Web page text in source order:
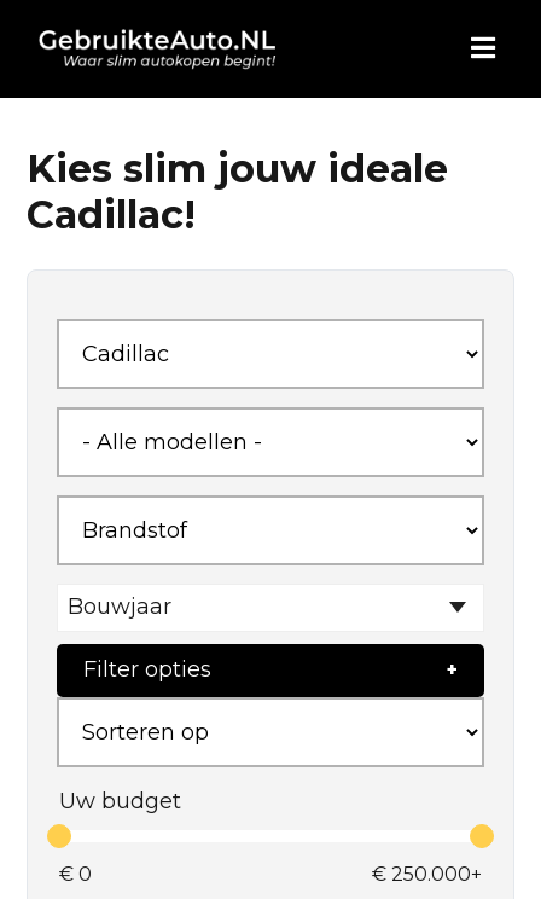
HOME
AUTO KOPEN
BLOG
WIE ZIJN WIJ
CONTACT
Kies slim jouw ideale
Cadillac!
Bouwjaar
Filter opties
Uw budget
€ 0 € 250.000+